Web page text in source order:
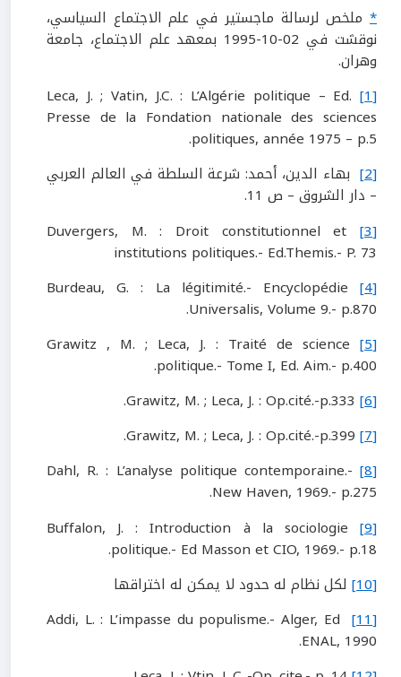
* ملخص لرسالة ماجستير في علم الاجتماع السياسي،
نوقشت في 02-10-1995 بمعهد علم الاجتماع، جامعة
وهران.
[1]
Leca, J. ; Vatin, J.C. : L’Algérie politique – Ed.
Presse de la Fondation nationale des sciences
politiques, année 1975 – p.5.
[2]
بهاء الدين، أحمد: شرعة السلطة في العالم العربي
– دار الشروق – ص 11.
[3]
Duvergers, M. : Droit constitutionnel et
institutions politiques.- Ed.Themis.- P. 73
[4]
Burdeau, G. : La légitimité.- Encyclopédie
Universalis, Volume 9.- p.870.
[5]
Grawitz , M. ; Leca, J. : Traité de science
politique.- Tome I, Ed. Aim.- p.400.
[6]
[7]
[8]
Dahl, R. : L’analyse politique contemporaine.-
New Haven, 1969.- p.275.
[9]
Buffalon, J. : Introduction à la sociologie
politique.- Ed Masson et CIO, 1969.- p.18.
[10]
لكل نظام له حدود لا يمكن له اختراقها
[11]
Addi, L. : L’impasse du populisme.- Alger, Ed
ENAL, 1990.